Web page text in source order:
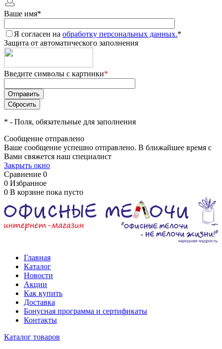
Ваше имя*
Я согласен на обработку персональных данных.*
Защита от автоматического заполнения
Введите символы с картинки*
* - Поля, обязательные для заполнения
Сообщение отправлено
Ваше сообщение успешно отправлено. В ближайшее время с
Вами свяжется наш специалист
Закрыть окно
Сравнение 0
0 Избранное
0 В корзине пока пусто
Главная
Каталог
Новости
Акции
Как купить
Доставка
Бонусная программа и сертификаты
Контакты
Каталог товаров